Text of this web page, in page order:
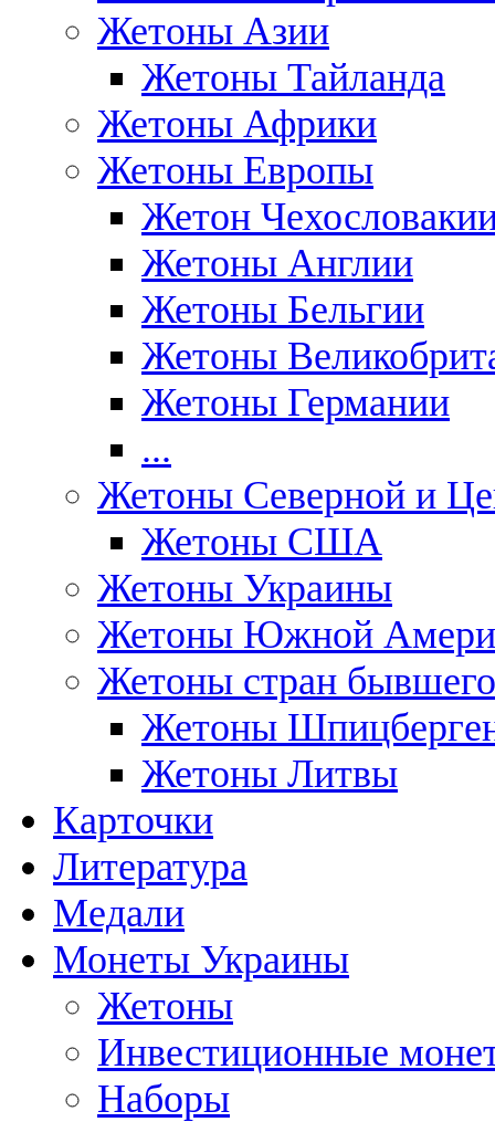
Жетоны Азии
Жетоны Тайланда
Жетоны Африки
Жетоны Европы
Жетон
Жетоны Англии
Жетоны Бельгии
Жетоны
Жетоны Германии
...
Жетоны Северной и
Жетоны США
Жетоны Украины
Жетоны Южной
Жетоны стран
Жетоны
Жетоны Литвы
Карточки
Литература
Медали
Монеты Украины
Жетоны
Инвестиционные
Наборы